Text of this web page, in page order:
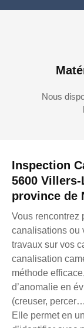
Inspection
5600
province de
Vous rencontrez
canalisations ou
travaux sur vos
canalisation
méthode
d’anomalie en
(creuser,
Elle permet en
Nous